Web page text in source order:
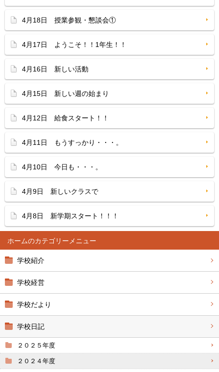
ホーム
学校紹介
学校経営
学校だより
学校日記
２０２５年度
２０２４年度
4月18日 授業参観・懇談会①
4月17日 ようこそ！！1年生！！
4月16日 新しい活動
4月15日 新しい週の始まり
4月12日 給食スタート！！
4月11日 もうすっかり・・・。
4月10日 今日も・・・。
4月9日 新しいクラスで
4月8日 新学期スタート！！！